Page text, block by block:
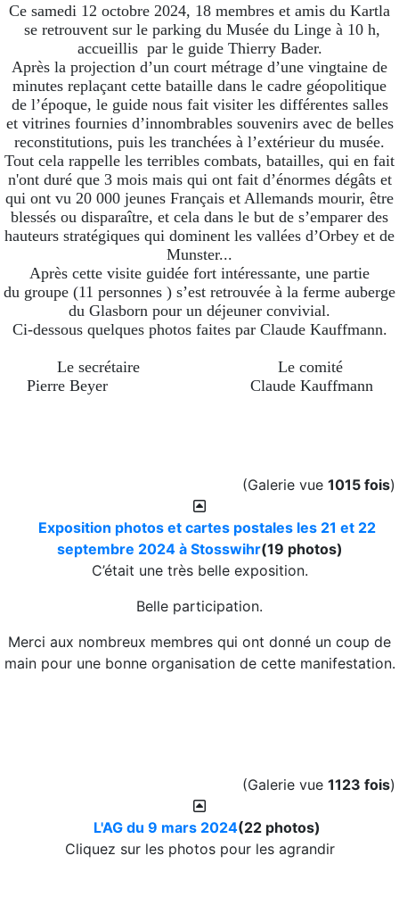
Ce samedi 12 octobre 2024, 18 membres et amis du Kartla
se retrouvent sur le parking du Musée du Linge à 10 h,
accueillis par le guide Thierry Bader.
Après la projection d’un court métrage d’une vingtaine de
minutes replaçant cette bataille dans le cadre géopolitique
de l’époque, le guide nous fait visiter les différentes salles
et vitrines fournies d’innombrables souvenirs avec de belles
reconstitutions, puis les tranchées à l’extérieur du musée.
Tout cela rappelle les terribles combats, batailles, qui en fait
n'ont duré que 3 mois mais qui ont fait d’énormes dégâts et
qui ont vu 20 000 jeunes Français et Allemands mourir, être
blessés ou disparaître, et cela dans le but de s’emparer des
hauteurs stratégiques qui dominent les vallées d’Orbey et de
Munster...
Après cette visite guidée fort intéressante, une partie
du groupe (11 personnes ) s’est retrouvée à la ferme auberge
du Glasborn pour un déjeuner convivial.
Ci-dessous quelques photos faites par Claude Kauffmann.
Le secrétaire
Le comité
Pierre Beyer
Claude Kauffmann
(Galerie vue 1015 fois)
Exposition photos et cartes postales les 21 et 22
septembre 2024 à Stosswihr(19 photos)
C’était une très belle exposition.
Belle participation.
Merci aux nombreux membres qui ont donné un coup de
main pour une bonne organisation de cette manifestation.
(Galerie vue 1123 fois)
L'AG du 9 mars 2024(22 photos)
Cliquez sur les photos pour les agrandir